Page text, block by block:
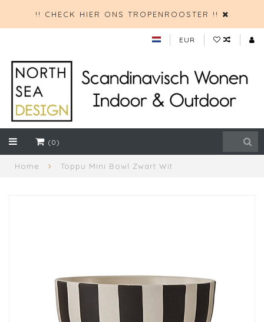
!! CHECK HIER ONS TROPENROOSTER !!
EUR
(0)
Home Toppu Mini Bowl Zwart Wit